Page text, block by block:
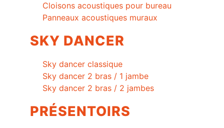
Cloisons acoustiques pour bureau
Panneaux acoustiques muraux
SKY DANCER
Sky dancer classique
Sky dancer 2 bras / 1 jambe
Sky dancer 2 bras / 2 jambes
PRÉSENTOIRS